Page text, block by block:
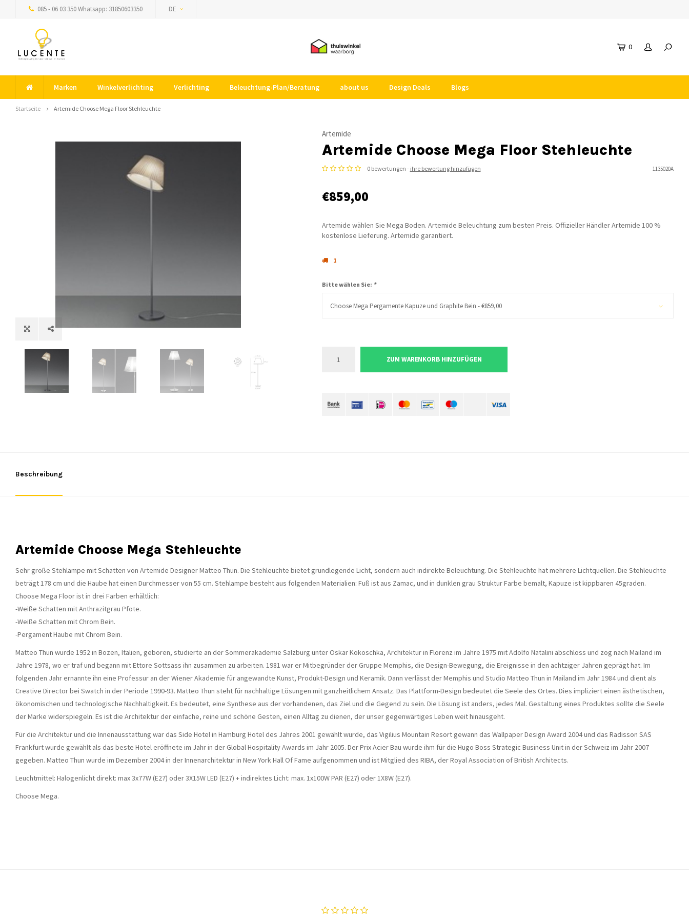
085 - 06 03 350 Whatsapp: 31850603350 DE
0
Marken Winkelverlichting Verlichting Beleuchtung-Plan/Beratung about us Design Deals Blogs
Startseite Artemide Choose Mega Floor Stehleuchte
Artemide
Artemide Choose Mega Floor Stehleuchte
0 bewertungen - ihre bewertung hinzufügen 1135020A
€859,00
Artemide wählen Sie Mega Boden. Artemide Beleuchtung zum besten Preis. Offizieller Händler Artemide 100 %
kostenlose Lieferung. Artemide garantiert.
1
Bitte wählen Sie: *
Choose Mega Pergamente Kapuze und Graphite Bein - €859,00
ZUM WARENKORB HINZUFÜGEN
Beschreibung
Artemide Choose Mega Stehleuchte
Sehr große Stehlampe mit Schatten von Artemide Designer Matteo Thun. Die Stehleuchte bietet grundlegende Licht, sondern auch indirekte Beleuchtung. Die Stehleuchte hat mehrere Lichtquellen. Die Stehleuchte
beträgt 178 cm und die Haube hat einen Durchmesser von 55 cm. Stehlampe besteht aus folgenden Materialien: Fuß ist aus Zamac, und in dunklen grau Struktur Farbe bemalt, Kapuze ist kippbaren 45graden.
Choose Mega Floor ist in drei Farben erhältlich:
-Weiße Schatten mit Anthrazitgrau Pfote.
-Weiße Schatten mit Chrom Bein.
-Pergament Haube mit Chrom Bein.
Matteo Thun wurde 1952 in Bozen, Italien, geboren, studierte an der Sommerakademie Salzburg unter Oskar Kokoschka, Architektur in Florenz im Jahre 1975 mit Adolfo Natalini abschloss und zog nach Mailand im
Jahre 1978, wo er traf und begann mit Ettore Sottsass ihn zusammen zu arbeiten. 1981 war er Mitbegründer der Gruppe Memphis, die Design-Bewegung, die Ereignisse in den achtziger Jahren geprägt hat. Im
folgenden Jahr ernannte ihn eine Professur an der Wiener Akademie für angewandte Kunst, Produkt-Design und Keramik. Dann verlässt der Memphis und Studio Matteo Thun in Mailand im Jahr 1984 und dient als
Creative Director bei Swatch in der Periode 1990-93. Matteo Thun steht für nachhaltige Lösungen mit ganzheitlichem Ansatz. Das Plattform-Design bedeutet die Seele des Ortes. Dies impliziert einen ästhetischen,
ökonomischen und technologische Nachhaltigkeit. Es bedeutet, eine Synthese aus der vorhandenen, das Ziel und die Gegend zu sein. Die Lösung ist anders, jedes Mal. Gestaltung eines Produktes sollte die Seele
der Marke widerspiegeln. Es ist die Architektur der einfache, reine und schöne Gesten, einen Alltag zu dienen, der unser gegenwärtiges Leben weit hinausgeht.
Für die Architektur und die Innenausstattung war das Side Hotel in Hamburg Hotel des Jahres 2001 gewählt wurde, das Vigilius Mountain Resort gewann das Wallpaper Design Award 2004 und das Radisson SAS
Frankfurt wurde gewählt als das beste Hotel eröffnete im Jahr in der Global Hospitality Awards im Jahr 2005. Der Prix Acier Bau wurde ihm für die Hugo Boss Strategic Business Unit in der Schweiz im Jahr 2007
gegeben. Matteo Thun wurde im Dezember 2004 in der Innenarchitektur in New York Hall Of Fame aufgenommen und ist Mitglied des RIBA, der Royal Association of British Architects.
Leuchtmittel: Halogenlicht direkt: max 3x77W (E27) oder 3X15W LED (E27) + indirektes Licht: max. 1x100W PAR (E27) oder 1X8W (E27).
Choose Mega.